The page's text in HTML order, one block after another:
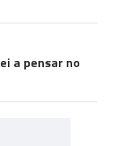
a pensar no